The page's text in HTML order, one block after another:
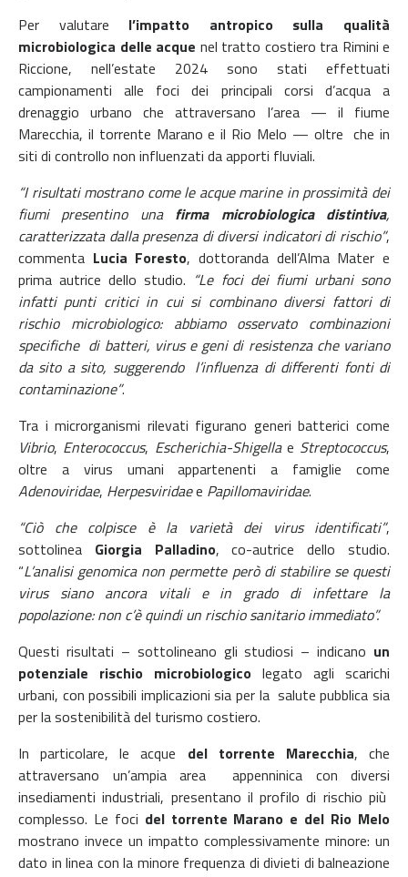
Per valutare l’impatto antropico sulla qualità
microbiologica delle acque nel tratto costiero tra Rimini e
Riccione, nell’estate 2024 sono stati effettuati
campionamenti alle foci dei principali corsi d’acqua a
drenaggio urbano che attraversano l’area — il fiume
Marecchia, il torrente Marano e il Rio Melo — oltre che in
siti di controllo non influenzati da apporti fluviali.
“I risultati mostrano come le acque marine in prossimità dei
fiumi presentino unafirma microbiologica distintiva,
caratterizzata dalla presenza di diversi indicatori di rischio”,
commenta Lucia Foresto, dottoranda dell’Alma Mater e
prima autrice dello studio. “Le foci dei fiumi urbani sono
infatti punti critici in cui si combinano diversi fattori di
rischio microbiologico: abbiamo osservato combinazioni
specifiche di batteri, virus e geni di resistenza che variano
da sito a sito, suggerendo l’influenza di differenti fonti di
contaminazione”.
Tra i microrganismi rilevati figurano generi batterici come
Vibrio, Enterococcus, Escherichia-Shigella e Streptococcus,
oltre a virus umani appartenenti a famiglie come
Adenoviridae, Herpesviridaee Papillomaviridae.
“Ciò che colpisce è la varietà dei virus identificati”,
sottolinea Giorgia Palladino, co-autrice dello studio.
“L’analisi genomica non permette però di stabilire se questi
virus siano ancora vitali e in grado di infettare la
popolazione: non c’è quindi un rischio sanitario immediato”.
Questi risultati – sottolineano gli studiosi – indicano un
potenziale rischio microbiologico legato agli scarichi
urbani, con possibili implicazioni sia per la salute pubblica sia
per la sostenibilità del turismo costiero.
In particolare, le acque del torrente Marecchia, che
attraversano un’ampia area appenninica con diversi
insediamenti industriali, presentano il profilo di rischio più
complesso. Le foci del torrente Marano e del Rio Melo
mostrano invece un impatto complessivamente minore: un
dato in linea con la minore frequenza di divieti di balneazione